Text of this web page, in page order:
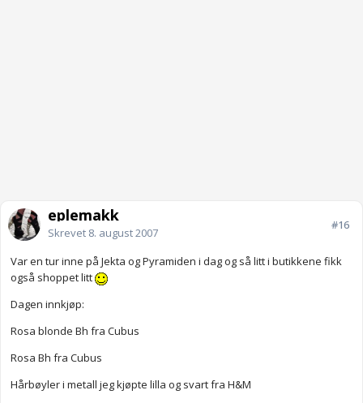
eplemakk
Skrevet 8. august 2007
#16
Var en tur inne på Jekta og Pyramiden i dag og så litt i butikkene fikk
også shoppet litt
Dagen innkjøp:
Rosa blonde Bh fra Cubus
Rosa Bh fra Cubus
Hårbøyler i metall jeg kjøpte lilla og svart fra H&M